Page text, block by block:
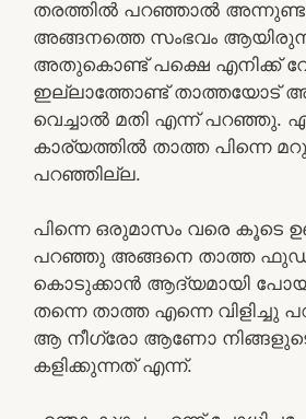
തരത്തിൽ പറഞ്ഞാൽ
അങ്ങനത്തെ സംഭവം
അതുകൊണ്ട് പക്ഷെ എനിക്ക്
ഇല്ലാത്തോണ്ട് താത്തയോട്
വെച്ചാൽ മതി എന്ന് പറഞ്ഞു.
കാര്യത്തിൽ താത്ത പിന്നെ
പറഞ്ഞില്ല.
പിന്നെ ഒരുമാസം വരെ കൂടെ
പറഞ്ഞു അങ്ങനെ താത്ത ഫുഡ്‌
കൊടുക്കാൻ ആദ്യമായി
തന്നെ താത്ത എന്നെ
ആ നീഗ്രോ ആണോ
കളിക്കുന്നത് എന്ന്.